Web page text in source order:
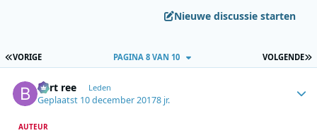
Nieuwe discussie starten
EERSTE PAGINA
VORIGE VOLGENDE
PAGINA 8 VAN 10
bert ree Leden
Geplaatst 10 december 20178 jr.
AUTEUR